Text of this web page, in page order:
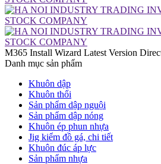
M365 Install Wizard Latest Version
Danh mục sản phẩm
Khuôn dập
Khuôn thổi
Sản phẩm dập nguội
Sản phẩm dập nóng
Khuôn ép phun nhựa
Jig kiểm đồ gá, chi tiết
Khuôn đúc áp lực
Sản phẩm nhựa